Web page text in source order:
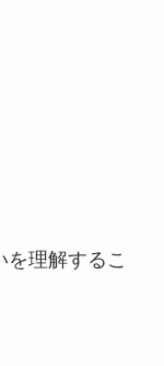
理解するこ